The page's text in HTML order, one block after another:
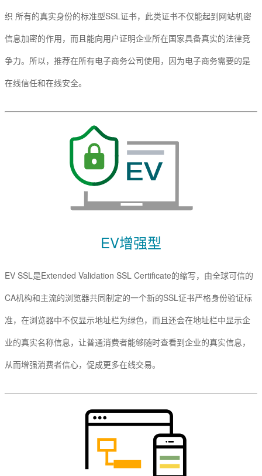
织 所有的真实身份的标准型SSL证书，此类证书不仅能起到网站机密
信息加密的作用，而且能向用户证明企业所在国家具备真实的法律竞
争力。所以，推荐在所有电子商务公司使用，因为电子商务需要的是
在线信任和在线安全。
EV增强型
EV SSL是Extended Validation SSL Certificate的缩写，由全球可信的
CA机构和主流的浏览器共同制定的一个新的SSL证书严格身份验证标
准，在浏览器中不仅显示地址栏为绿色，而且还会在地址栏中显示企
业的真实名称信息，让普通消费者能够随时查看到企业的真实信息，
从而增强消费者信心，促成更多在线交易。